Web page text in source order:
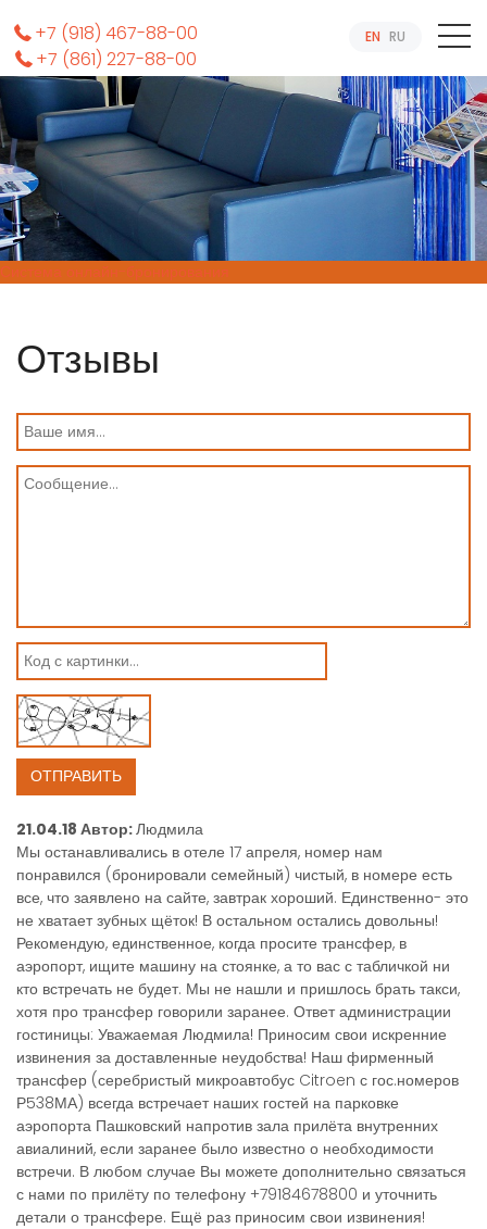
EN RU
+7 (918) 467-88-00
+7 (861) 227-88-00
Система онлайн-бронирования
Отзывы
21.04.18 Автор:Людмила
Мы останавливались в отеле 17 апреля, номер нам
понравился (бронировали семейный) чистый, в номере есть
все, что заявлено на сайте, завтрак хороший. Единственно- это
не хватает зубных щёток! В остальном остались довольны!
Рекомендую, единственное, когда просите трансфер, в
аэропорт, ищите машину на стоянке, а то вас с табличкой ни
кто встречать не будет. Мы не нашли и пришлось брать такси,
хотя про трансфер говорили заранее. Ответ администрации
гостиницы: Уважаемая Людмила! Приносим свои искренние
извинения за доставленные неудобства! Наш фирменный
трансфер (серебристый микроавтобус Citroen с гос.номеров
Р538МА) всегда встречает наших гостей на парковке
аэропорта Пашковский напротив зала прилёта внутренних
авиалиний, если заранее было известно о необходимости
встречи. В любом случае Вы можете дополнительно связаться
с нами по прилёту по телефону +79184678800 и уточнить
детали о трансфере. Ещё раз приносим свои извинения!